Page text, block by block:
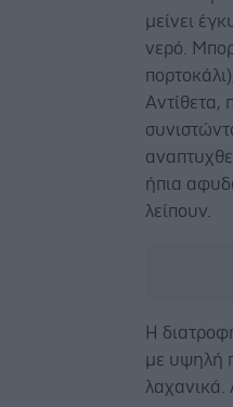
μείνει
νερό.
Αντίθετα,
ήπια
λείπουν.
Η
με υψηλή
λαχανικά.